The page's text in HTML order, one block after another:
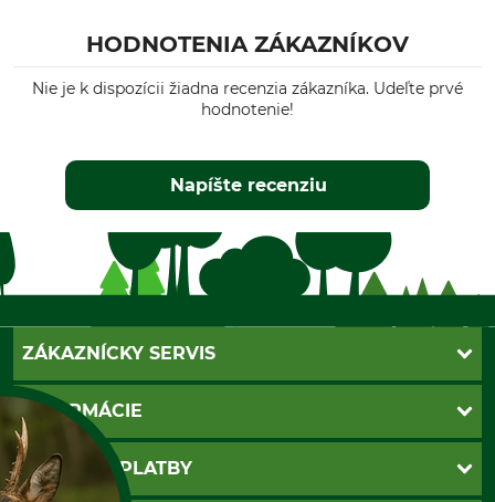
HODNOTENIA ZÁKAZNÍKOV
Nie je k dispozícii žiadna recenzia zákazníka. Udeľte prvé
hodnotenie!
Napíšte recenziu
ZÁKAZNÍCKY SERVIS
Kontakt
Katalógy
Newsletter
Nastavenia súborov cookie
INFORMÁCIE
Povinné údaje
Obchodné podmienky
SPÔSOBY PLATBY